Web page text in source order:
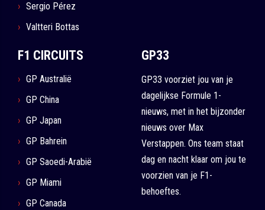
Sergio Pérez
Valtteri Bottas
F1 CIRCUITS
GP Australië
GP China
GP Japan
GP Bahrein
GP Saoedi-Arabië
GP Miami
GP Canada
GP33
GP33 voorziet jou van je
dagelijkse Formule 1-
nieuws, met in het bijzonder
nieuws over Max
Verstappen. Ons team staat
dag en nacht klaar om jou te
voorzien van je F1-
behoeftes.